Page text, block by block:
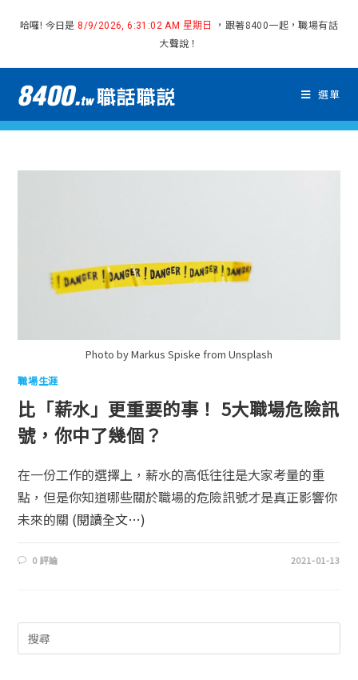
哈囉! 今日是 8/9/2026, 6:31:02 AM 星期日
，跟著8400一起，職場有話
大聲說！
選單
Photo by Markus Spiske from Unsplash
職場生涯
比「薪水」更重要的事！ 5大職場危險訊
號，你中了幾個？
在一份工作的選擇上，薪水的高低往往是大家考量的重
點，但是你知道哪些關於職場的危險訊號才是真正影響你
未來的關 (閱讀全文…)
0 評論 2021-01-13